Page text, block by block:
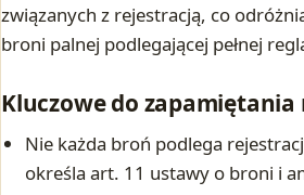
związanych z rejestracją, co
broni palnej podlegającej pełnej
Kluczowe do zapamiętania
Nie każda broń podlega
określa art. 11 ustawy o broni i